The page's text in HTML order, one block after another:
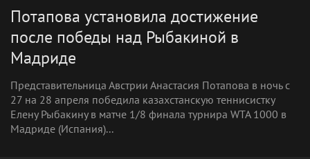
Потапова установила достижение
после победы над Рыбакиной в
Мадриде
Представительница Австрии Анастасия Потапова в ночь с
27 на 28 апреля победила казахстанскую теннисистку
Елену Рыбакину в матче 1/8 финала турнира WTA 1000 в
Мадриде (Испания)...